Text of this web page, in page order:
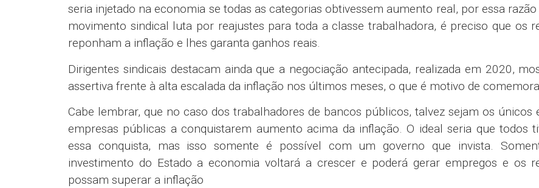
seria injetado na economia se todas as categorias obtivessem aumento real, por essa razão
movimento sindical luta por reajustes para toda a classe trabalhadora, é preciso que os
reponham a inflação e lhes garanta ganhos reais.
Dirigentes sindicais destacam ainda que a negociação antecipada, realizada em 2020,
assertiva frente à alta escalada da inflação nos últimos meses, o que é motivo de
Cabe lembrar, que no caso dos trabalhadores de bancos públicos, talvez sejam os únicos
empresas públicas a conquistarem aumento acima da inflação. O ideal seria que todos
essa conquista, mas isso somente é possível com um governo que invista.
investimento do Estado a economia voltará a crescer e poderá gerar empregos e os
possam superar a inflação